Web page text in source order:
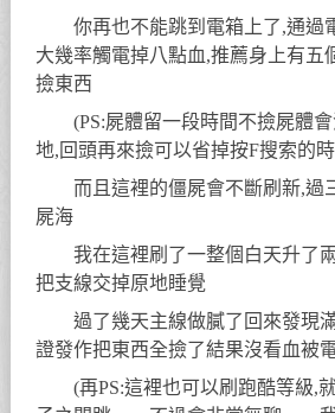
你再也不能跳到電箱上了,通過
大幾率觸電掉八點血,推薦身上有五
撿東西
(PS:屍體留一段時間不撿屍體會
地,回頭再來撿可以省掉按F搜索的
而且這裡的僵屍會不斷刷新,過
屍海
我在這裡刷了一整個白天升了兩
把支線交掉原地睡覺
過了幾天主線做膩了回來發現滿
證發作把東西全撿了結果沒看血被
(再PS:這裡也可以刷跑酷等級,